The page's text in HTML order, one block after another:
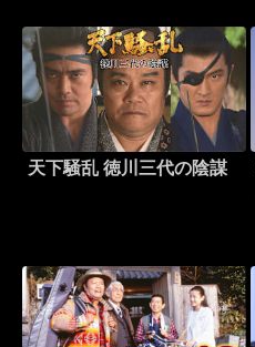
天下騒乱 徳川三代の陰謀